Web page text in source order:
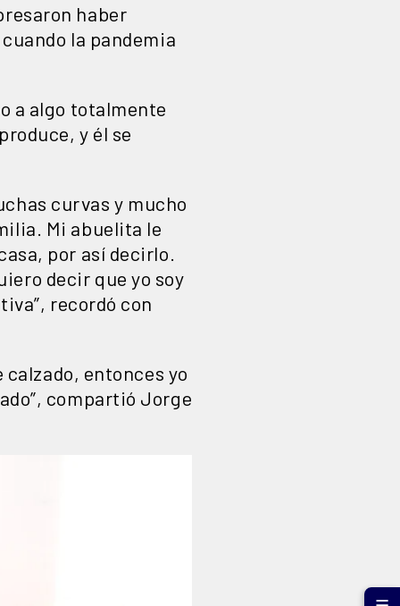
haber
la pandemia
a algo totalmente
y él se
curvas y mucho
Mi abuelita le
por así decirlo.
decir que yo soy
recordó con
entonces yo
compartió Jorge